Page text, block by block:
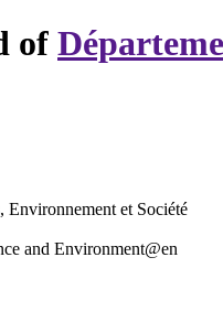
of
Environnement et Société
and Environment@en